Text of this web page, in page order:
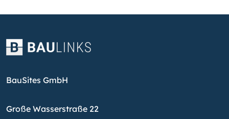
BauSites GmbH
Große Wasserstraße 22